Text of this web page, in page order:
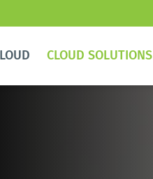
CLOUD SOLUTIONS